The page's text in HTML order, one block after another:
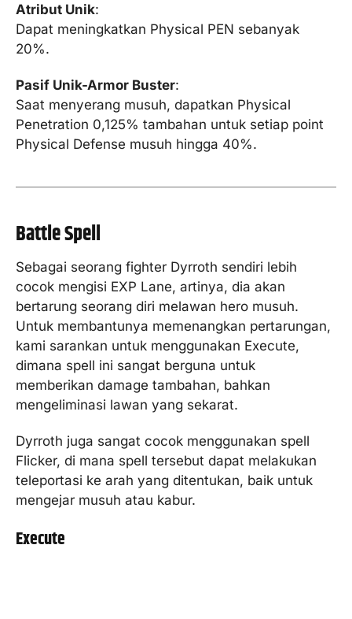
Atribut Unik:
Dapat meningkatkan Physical PEN sebanyak
20%.
Pasif Unik-Armor Buster:
Saat menyerang musuh, dapatkan Physical
Penetration 0,125% tambahan untuk setiap point
Physical Defense musuh hingga 40%.
Battle Spell
Sebagai seorang fighter Dyrroth sendiri lebih
cocok mengisi EXP Lane, artinya, dia akan
bertarung seorang diri melawan hero musuh.
Untuk membantunya memenangkan pertarungan,
kami sarankan untuk menggunakan Execute,
dimana spell ini sangat berguna untuk
memberikan damage tambahan, bahkan
mengeliminasi lawan yang sekarat.
Dyrroth juga sangat cocok menggunakan spell
Flicker, di mana spell tersebut dapat melakukan
teleportasi ke arah yang ditentukan, baik untuk
mengejar musuh atau kabur.
Execute